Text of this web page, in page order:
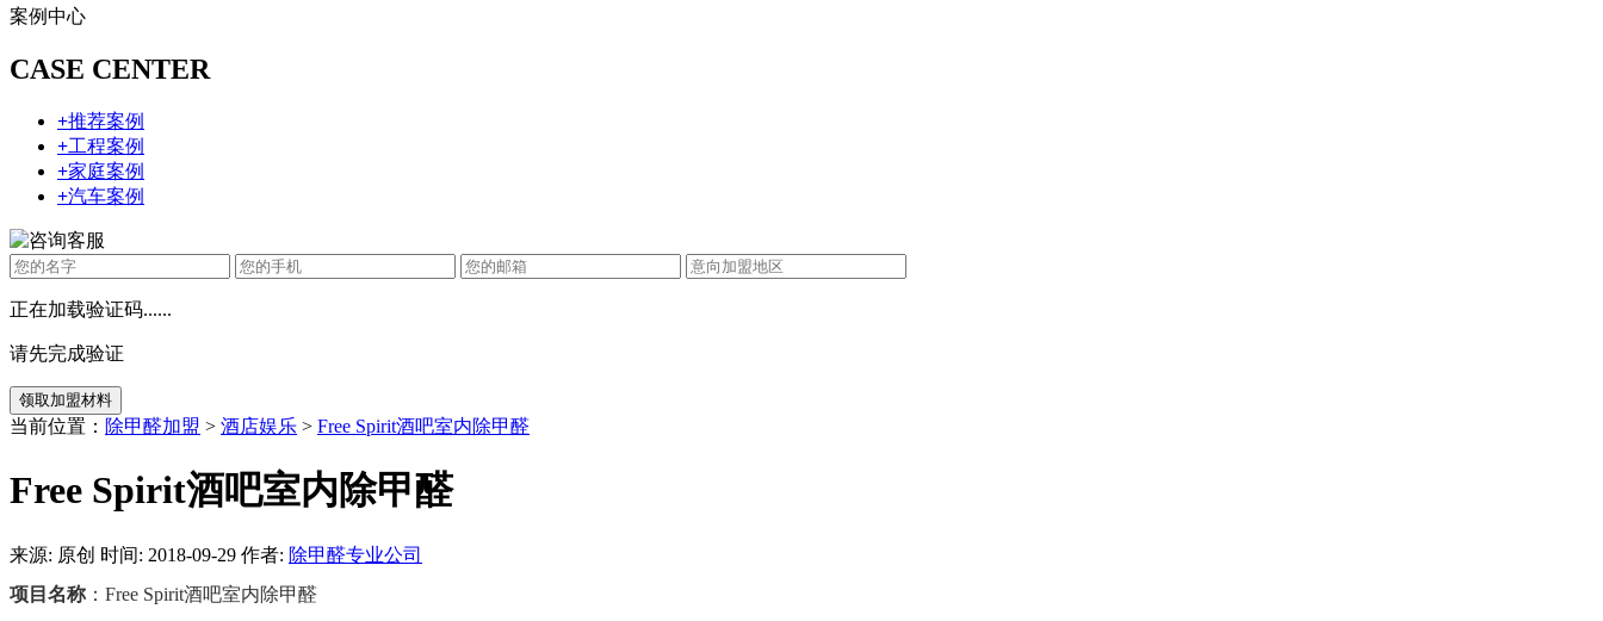
案例中心
CASE CENTER
+推荐案例
+工程案例
+家庭案例
+汽车案例
正在加载验证码......
请先完成验证
当前位置： 除甲醛加盟 > 酒店娱乐 > Free Spirit酒吧室内除甲醛
Free Spirit酒吧室内除甲醛
来源: 原创 时间: 2018-09-29 作者: 除甲醛专业公司
项目名称 ：Free Spirit酒吧室内除甲醛